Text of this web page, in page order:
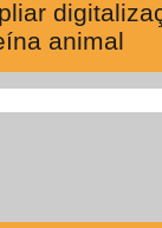
animal